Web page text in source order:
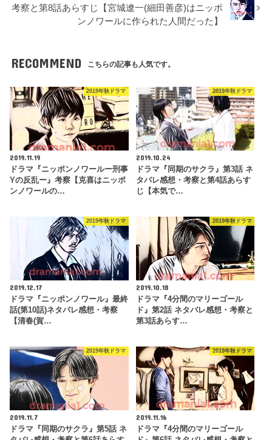
考察と第8話あらすじ【宮城遼一(細田善彦)はニッポ
ンノワールに作られた人間だった】
RECOMMEND こちらの記事も人気です。
2019年秋ドラマ
2019.11.19
ドラマ『ニッポンノワールー刑事
Yの反乱ー』考察【克喜はニッポ
ンノワールの…
2019年秋ドラマ
2019.10.24
ドラマ『同期のサクラ』第3話 ネ
タバレ感想・考察と第4話あらす
じ【本気で…
2019年秋ドラマ
2019.12.17
ドラマ『ニッポンノワール』最終
話(第10話)ネタバレ感想・考察
【清春(賀…
2019年秋ドラマ
2019.10.18
ドラマ『4分間のマリーゴール
ド』第2話 ネタバレ感想・考察と
第3話あらす…
2019年秋ドラマ
2019.11.7
ドラマ『同期のサクラ』第5話 ネ
2019年秋ドラマ
2019.11.16
ドラマ『4分間のマリーゴール